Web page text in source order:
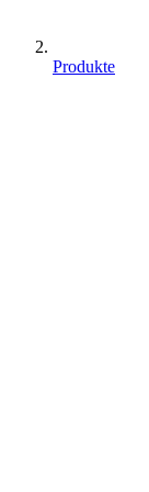
Produkte